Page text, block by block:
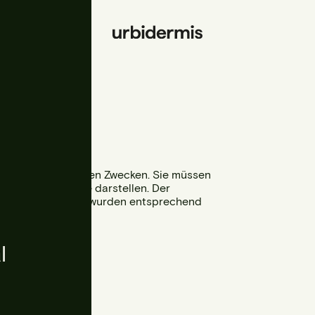
verschiedenen Zwecken. Sie müssen
visuelle Barriere darstellen. Der
Geländer wurden entsprechend